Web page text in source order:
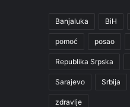
Banjaluka BiH
pomoć posao
Republika Srpska
Sarajevo Srbija
zdravlje